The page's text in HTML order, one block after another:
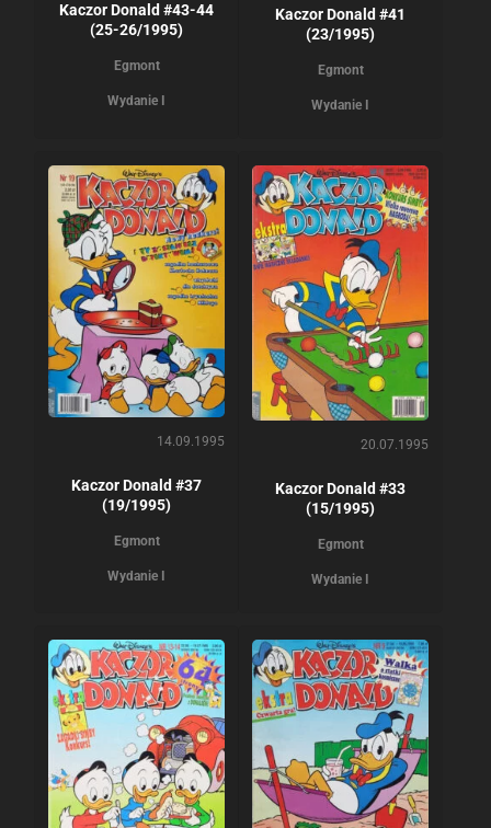
Kaczor Donald #43-44
(25-26/1995)
Egmont
Wydanie I
Kaczor Donald #41
(23/1995)
Egmont
Wydanie I
14.09.1995
Kaczor Donald #37
(19/1995)
Egmont
Wydanie I
20.07.1995
Kaczor Donald #33
(15/1995)
Egmont
Wydanie I